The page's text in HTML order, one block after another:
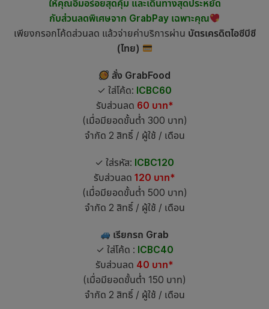
ให้คุณอิ่มอร่อยสุดคุ้ม และเดินทางสุดประหยัด
กับส่วนลดพิเศษจาก GrabPay เฉพาะคุณ
เพียงกรอกโค้ดส่วนลด แล้วจ่ายค่าบริการผ่าน บัตรเครดิตไอซีบีซี
(ไทย)
สั่ง GrabFood
✓ ใส่โค้ด: ICBC60
รับส่วนลด 60 บาท*
(เมื่อมียอดขั้นต่ำ 300 บาท)
จำกัด 2 สิทธิ์ / ผู้ใช้ / เดือน
✓ ใส่รหัส: ICBC120
รับส่วนลด 120 บาท*
(เมื่อมียอดขั้นต่ำ 500 บาท)
จำกัด 2 สิทธิ์ / ผู้ใช้ / เดือน
เรียกรถ Grab
✓ ใส่โค้ด : ICBC40
รับส่วนลด 40 บาท*
(เมื่อมียอดขั้นต่ำ 150 บาท)
จำกัด 2 สิทธิ์ / ผู้ใช้ / เดือน